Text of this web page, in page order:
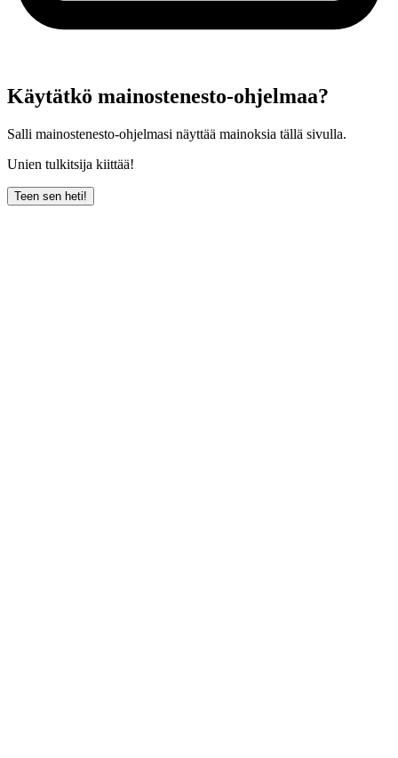
Käytätkö mainostenesto-ohjelmaa?
Salli mainostenesto-ohjelmasi näyttää mainoksia tällä sivulla.
Unien tulkitsija kiittää!
Teen sen heti!